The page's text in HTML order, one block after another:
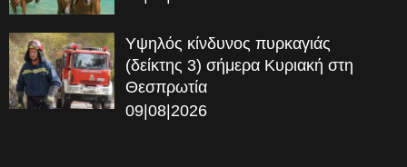
Υψηλός κίνδυνος πυρκαγιάς
(δείκτης 3) σήμερα Κυριακή στη
Θεσπρωτία
09|08|2026